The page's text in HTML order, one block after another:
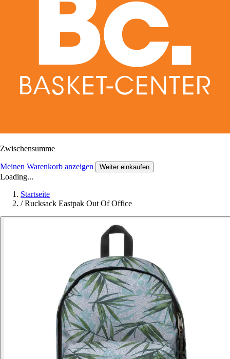
Zwischensumme
Meinen Warenkorb anzeigen Weiter einkaufen
Loading...
Startseite
/ Rucksack Eastpak Out Of Office